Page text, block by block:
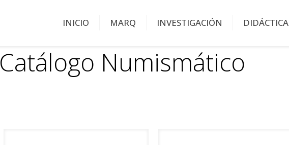
INICIO MARQ INVESTIGACIÓN DIDÁCTICA
Catálogo Numismático